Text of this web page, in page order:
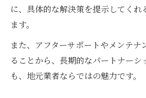
に、具体的な解決策を提示してくれ
ます。
また、アフターサポートやメンテナ
ることから、長期的なパートナーシ
も、地元業者ならではの魅力です。